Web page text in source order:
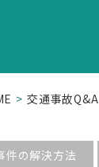
交通事故Q&A
件の解決方法